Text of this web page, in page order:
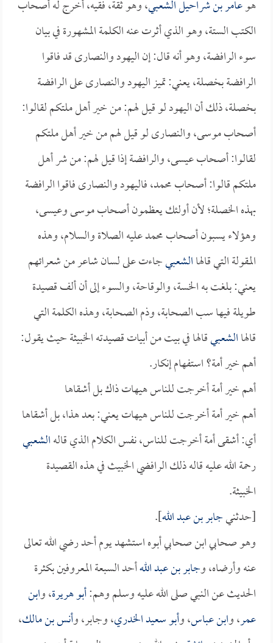
هوعامر بن شراحيل الشعبي، وهو ثقة، فقيه، أخرج له أصحاب
الكتب الستة، وهو الذي أثرت عنه الكلمة المشهورة في بيان
سوء الرافضة، وهو أنه قال: إن اليهود والنصارى قد فاقوا
الرافضة بخصلة، يعني: تميز اليهود والنصارى على الرافضة
بخصلة، ذلك أن اليهود لو قيل لهم: من خير أهل ملتكم لقالوا:
أصحاب موسى، والنصارى لو قيل لهم من خير أهل ملتكم
لقالوا: أصحاب عيسى، والرافضة إذا قيل لهم: من شر أهل
ملتكم قالوا: أصحاب محمد، فاليهود والنصارى فاقوا الرافضة
بهذه الخصلة؛ لأن أولئك يعظمون أصحاب موسى وعيسى،
وهؤلاء يسبون أصحاب محمد عليه الصلاة والسلام، وهذه
المقولة التي قالهاالشعبيجاءت على لسان شاعر من شعرائهم
يعني: بلغت به الخسة، والوقاحة، والسوء إلى أن ألف قصيدة
طويلة فيها سب الصحابة، وذم الصحابة، وهذه الكلمة التي
قالهاالشعبيقالها في بيت من أبيات قصيدته الخبيثة حيث يقول:
أهم خير أمة؟ استفهام إنكار.
أهم خير أمة أخرجت للناس هيهات ذاك بل أشقاها
أهم خير أمة أخرجت للناس هيهات يعني: بعد هذا، بل أشقاها
أي: أشقى أمة أخرجت للناس، نفس الكلام الذي قالهالشعبي
رحمة الله عليه قاله ذلك الرافضي الخبيث في هذه القصيدة
الخبيثة.
[حدثنيجابر بن عبد الله].
وهو صحابي ابن صحابي أبوه استشهد يوم أحد رضي الله تعالى
عنه وأرضاه، وجابر بن عبد اللهأحد السبعة المعروفين بكثرة
الحديث عن النبي صلى الله عليه وسلم وهم:أبو هريرة، وابن
عمر، وابن عباس، وأبو سعيد الخدري، وجابر، وأنس بن مالك،